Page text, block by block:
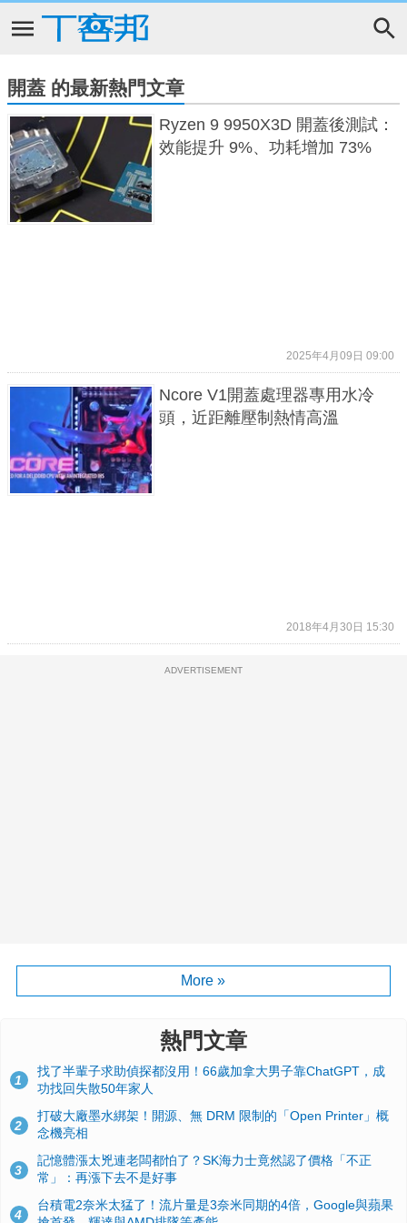
開蓋 的最新熱門文章
Ryzen 9 9950X3D 開蓋後測試：
效能提升 9%、功耗增加 73%
2025年4月09日 09:00
Ncore V1開蓋處理器專用水冷
頭，近距離壓制熱情高溫
2018年4月30日 15:30
ADVERTISEMENT
More »
熱門文章
1
找了半輩子求助偵探都沒用！66歲加拿大男子靠ChatGPT，成
功找回失散50年家人
2
打破大廠墨水綁架！開源、無 DRM 限制的「Open Printer」概
念機亮相
3
記憶體漲太兇連老闆都怕了？SK海力士竟然認了價格「不正
常」：再漲下去不是好事
4
台積電2奈米太猛了！流片量是3奈米同期的4倍，Google與蘋果